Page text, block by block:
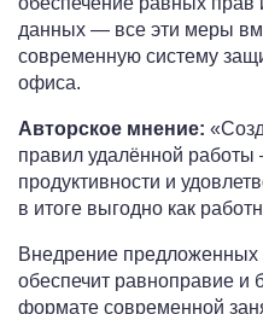
данных — все эти меры
современную систему
офиса.
Авторское мнение:
правил удалённой
продуктивности и
в итоге выгодно как
Внедрение предложенных
обеспечит равноправие и
формате современной